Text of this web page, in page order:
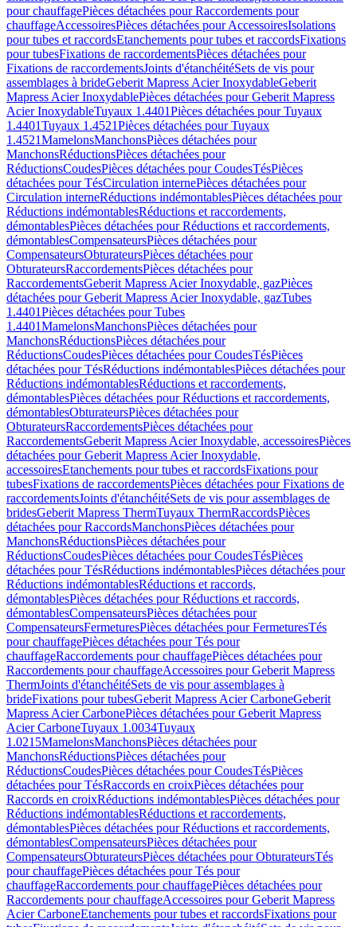
pour chauffagePièces détachées pour Raccordements pour
chauffageAccessoiresPièces détachées pour AccessoiresIsolations
pour tubes et raccordsEtanchements pour tubes et raccordsFixations
pour tubesFixations de raccordementsPièces détachées pour
Fixations de raccordementsJoints d'étanchéitéSets de vis pour
assemblages à brideGeberit Mapress Acier InoxydableGeberit
Mapress Acier InoxydablePièces détachées pour Geberit Mapress
Acier InoxydableTuyaux 1.4401Pièces détachées pour Tuyaux
1.4401Tuyaux 1.4521Pièces détachées pour Tuyaux
1.4521MamelonsManchonsPièces détachées pour
ManchonsRéductionsPièces détachées pour
RéductionsCoudesPièces détachées pour CoudesTésPièces
détachées pour TésCirculation internePièces détachées pour
Circulation interneRéductions indémontablesPièces détachées pour
Réductions indémontablesRéductions et raccordements,
démontablesPièces détachées pour Réductions et raccordements,
démontablesCompensateursPièces détachées pour
CompensateursObturateursPièces détachées pour
ObturateursRaccordementsPièces détachées pour
RaccordementsGeberit Mapress Acier Inoxydable, gazPièces
détachées pour Geberit Mapress Acier Inoxydable, gazTubes
1.4401Pièces détachées pour Tubes
1.4401MamelonsManchonsPièces détachées pour
ManchonsRéductionsPièces détachées pour
RéductionsCoudesPièces détachées pour CoudesTésPièces
détachées pour TésRéductions indémontablesPièces détachées pour
Réductions indémontablesRéductions et raccordements,
démontablesPièces détachées pour Réductions et raccordements,
démontablesObturateursPièces détachées pour
ObturateursRaccordementsPièces détachées pour
RaccordementsGeberit Mapress Acier Inoxydable, accessoiresPièces
détachées pour Geberit Mapress Acier Inoxydable,
accessoiresEtanchements pour tubes et raccordsFixations pour
tubesFixations de raccordementsPièces détachées pour Fixations de
raccordementsJoints d'étanchéitéSets de vis pour assemblages de
bridesGeberit Mapress ThermTuyaux ThermRaccordsPièces
détachées pour RaccordsManchonsPièces détachées pour
ManchonsRéductionsPièces détachées pour
RéductionsCoudesPièces détachées pour CoudesTésPièces
détachées pour TésRéductions indémontablesPièces détachées pour
Réductions indémontablesRéductions et raccords,
démontablesPièces détachées pour Réductions et raccords,
démontablesCompensateursPièces détachées pour
CompensateursFermeturesPièces détachées pour FermeturesTés
pour chauffagePièces détachées pour Tés pour
chauffageRaccordements pour chauffagePièces détachées pour
Raccordements pour chauffageAccessoires pour Geberit Mapress
ThermJoints d'étanchéitéSets de vis pour assemblages à
brideFixations pour tubesGeberit Mapress Acier CarboneGeberit
Mapress Acier CarbonePièces détachées pour Geberit Mapress
Acier CarboneTuyaux 1.0034Tuyaux
1.0215MamelonsManchonsPièces détachées pour
ManchonsRéductionsPièces détachées pour
RéductionsCoudesPièces détachées pour CoudesTésPièces
détachées pour TésRaccords en croixPièces détachées pour
Raccords en croixRéductions indémontablesPièces détachées pour
Réductions indémontablesRéductions et raccordements,
démontablesPièces détachées pour Réductions et raccordements,
démontablesCompensateursPièces détachées pour
CompensateursObturateursPièces détachées pour ObturateursTés
pour chauffagePièces détachées pour Tés pour
chauffageRaccordements pour chauffagePièces détachées pour
Raccordements pour chauffageAccessoires pour Geberit Mapress
Acier CarboneEtanchements pour tubes et raccordsFixations pour